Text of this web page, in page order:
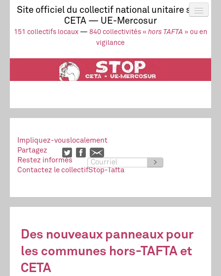
Site officiel du collectif national unitaire stop
CETA — UE-Mercosur
151 collectifs locaux — 840 collectivités « hors TAFTA » ou en
vigilance
Actus
UE-Mercosur
Stop à l’impunité !
TAFTA
CETA
Collectif
Impliquez-vouslocalement
Partagez
Restez informés
>
Contactez le collectifStop-Tafta
Des nouveaux panneaux pour
les communes hors-TAFTA et
CETA